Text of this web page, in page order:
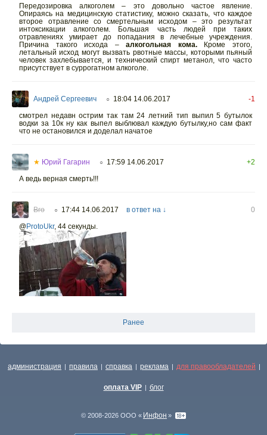
Передозировка алкоголем – это довольно частое явление.
Опираясь на медицинскую статистику, можно сказать, что каждое
второе отравление со смертельным исходом – это результат
интоксикации алкоголем. Большая часть людей при таких
отравлениях умирает до попадания в лечебные учреждения.
Причина такого исхода –алкогольная кома.Кроме этого,
летальный исход могут вызвать рвотные массы, которыми пьяный
человек захлебывается, и технический спирт метанол, что часто
присутствует в суррогатном алкоголе.
Андрей Сергеевич ○ 18:04 14.06.2017
-1
смотрел недавн острим так там 24 летний тип выпил 5 бутылок
водки за 10к ну как выпел выблювал каждую бутылку,но сам факт
что не остановился и доделал начатое
★ Юрий Гагарин ○ 17:59 14.06.2017
+2
А ведь верная смерть!!!
Вго ○ 17:44 14.06.2017 в ответ на ↓
0
@ProtoUkr, 44 секунды.
Ранее
администрация | правила | справка | реклама | для правообладателей |
оплата VIP | блог
© 2008-2026 ООО « Инфон »